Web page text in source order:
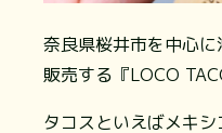
奈良県桜井市を中心
販売する『LOCO
タコスといえばメキ